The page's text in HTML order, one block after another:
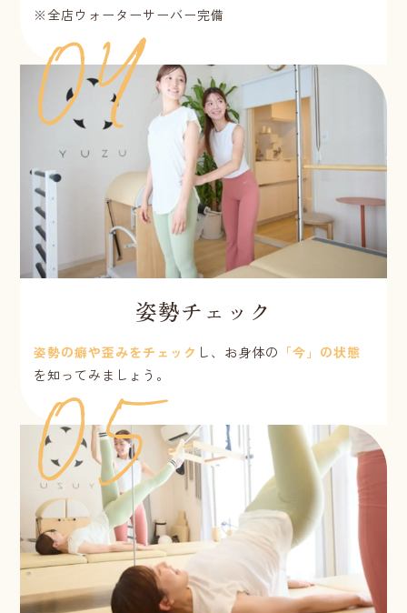
※全店ウォーターサーバー完備
姿勢チェック
姿勢の癖や歪みをチェック し、お身体の 「今」の状態
を知ってみましょう。